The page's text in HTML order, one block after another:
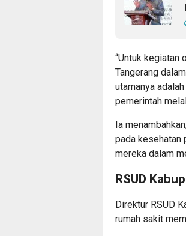
“Untuk kegiatan
Tangerang
utamanya
pemerintah
Ia
pada kesehatan
mereka dalam
RSUD
Direktur RSUD
rumah sakit